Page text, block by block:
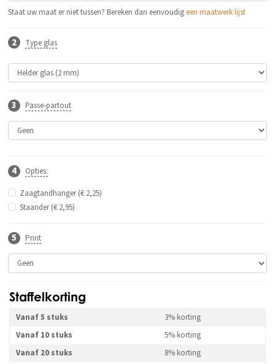
Staat uw maat er niet tussen? Bereken dan eenvoudigeen maatwerk lijst
Type glas
Passe-partout
Opties:
Zaagtandhanger (€ 2,25)
Staander (€ 2,95)
Print
Staffelkorting
Vanaf 5 stuks
3% korting
Vanaf 10 stuks
5% korting
Vanaf 20 stuks
8% korting